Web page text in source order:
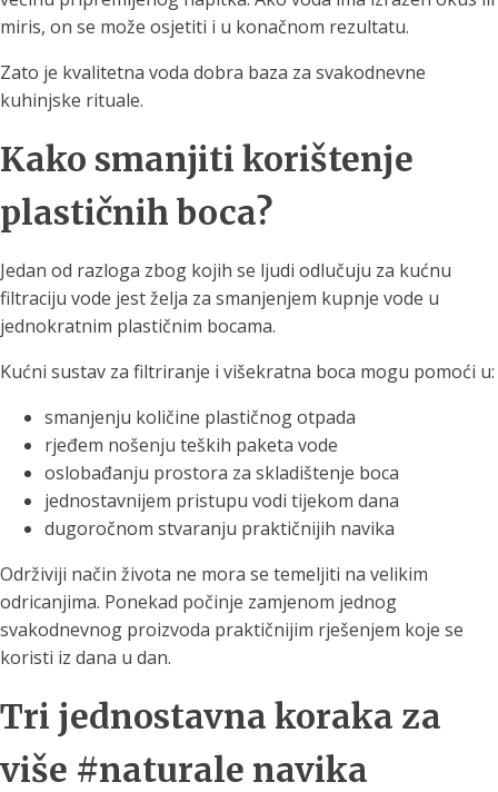
miris, on se može osjetiti i u konačnom rezultatu.
Zato je kvalitetna voda dobra baza za svakodnevne
kuhinjske rituale.
Kako smanjiti korištenje
plastičnih boca?
Jedan od razloga zbog kojih se ljudi odlučuju za kućnu
filtraciju vode jest želja za smanjenjem kupnje vode u
jednokratnim plastičnim bocama.
Kućni sustav za filtriranje i višekratna boca mogu pomoći u:
smanjenju količine plastičnog otpada
rjeđem nošenju teških paketa vode
oslobađanju prostora za skladištenje boca
jednostavnijem pristupu vodi tijekom dana
dugoročnom stvaranju praktičnijih navika
Održiviji način života ne mora se temeljiti na velikim
odricanjima. Ponekad počinje zamjenom jednog
svakodnevnog proizvoda praktičnijim rješenjem koje se
koristi iz dana u dan.
Tri jednostavna koraka za
više #naturale navika